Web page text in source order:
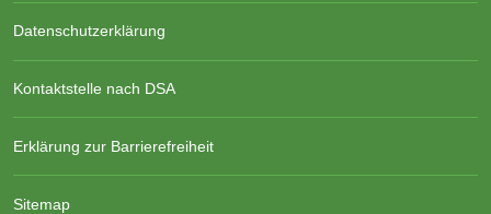
Datenschutzerklärung
Kontaktstelle nach DSA
Erklärung zur Barrierefreiheit
Sitemap